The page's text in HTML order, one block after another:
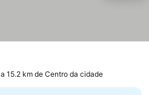
a 15.2 km de Centro da cidade